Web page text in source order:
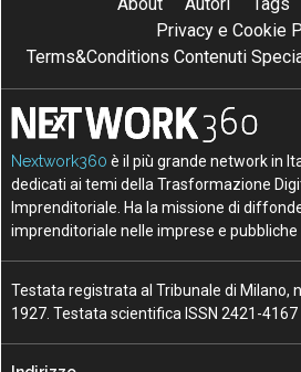
Privacy e Cookie
Terms&Conditions Contenuti
Nextwork360 è il più grande network in
dedicati ai temi della Trasformazione
Imprenditoriale. Ha la missione di
imprenditoriale nelle imprese e
Testata registrata al Tribunale di Milano,
1927. Testata scientifica ISSN 2421-4167